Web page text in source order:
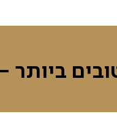
ביותר